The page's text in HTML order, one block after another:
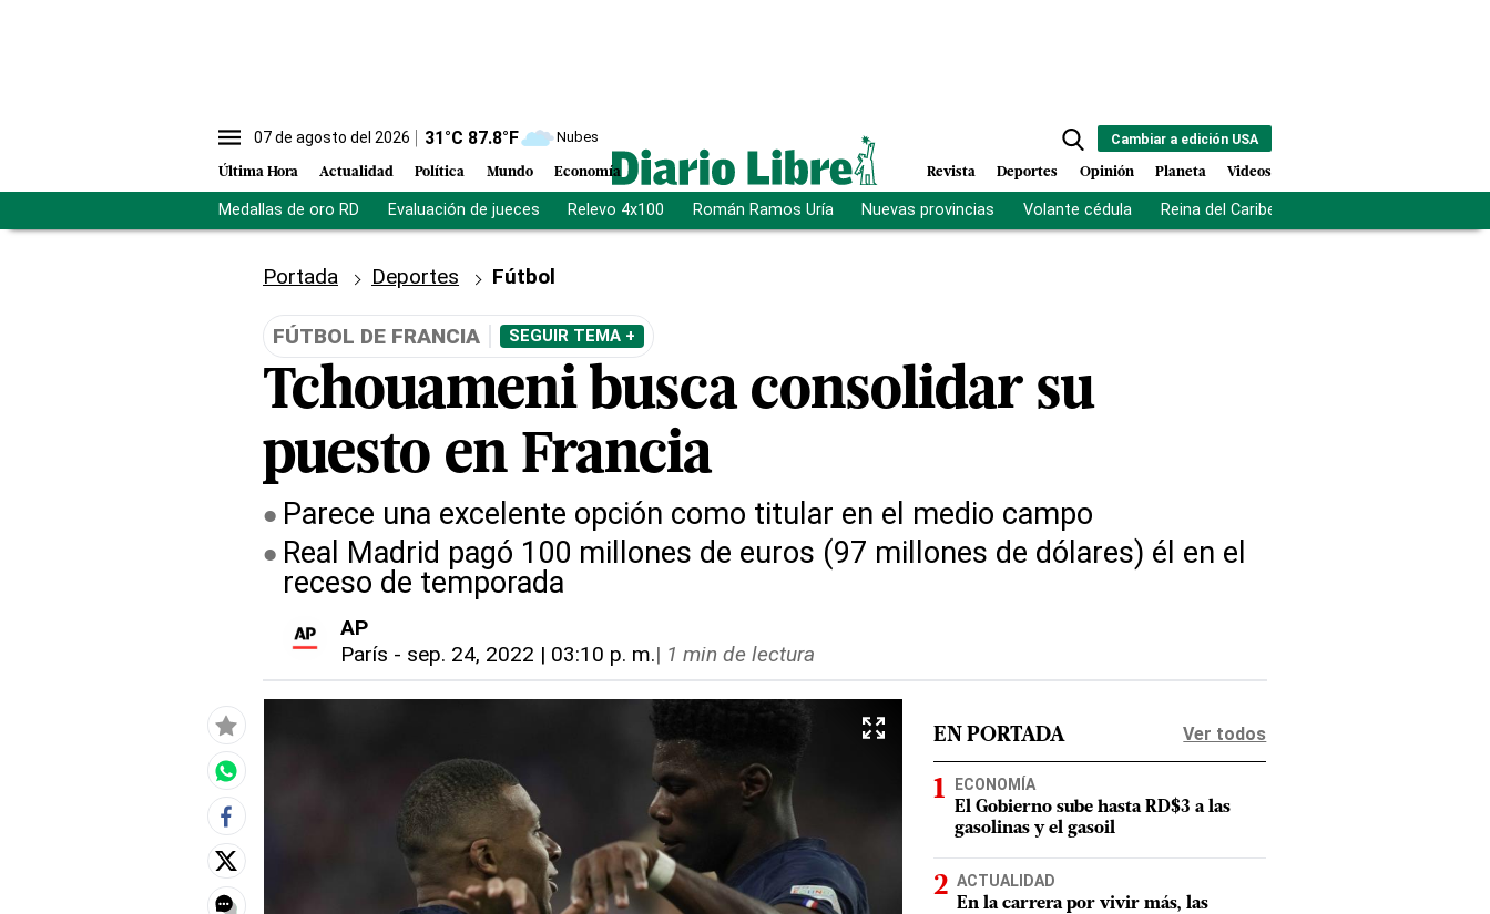
07 de agosto del 2026 31°C 87.8°F Nubes
Última Hora Actualidad Política Mundo Economía
Cambiar a edición USA
Revista Deportes Opinión Planeta Videos
Medallas de oro RD Evaluación de jueces Relevo 4x100 Román Ramos Uría Nuevas provincias Volante cédula Reina del Caribe
Portada Deportes Fútbol
FÚTBOL DE FRANCIA SEGUIR TEMA +
Tchouameni busca consolidar su
puesto en Francia
Parece una excelente opción como titular en el medio campo
Real Madrid pagó 100 millones de euros (97 millones de dólares) él en el
receso de temporada
AP
París - sep. 24, 2022 | 03:10 p. m.| 1 min de lectura
EN PORTADA Ver todos
ECONOMÍA
El Gobierno sube hasta RD$3 a las
gasolinas y el gasoil
ACTUALIDAD
En la carrera por vivir más, las